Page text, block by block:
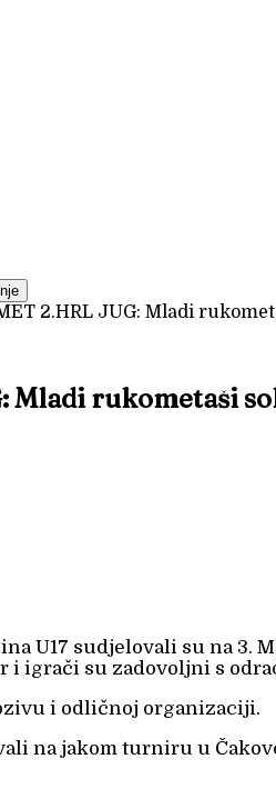
2.HRL JUG: Mladi
Mladi rukometaši
U17 sudjelovali su na
igrači su zadovoljni s
i odličnoj organizaciji.
na jakom turniru u